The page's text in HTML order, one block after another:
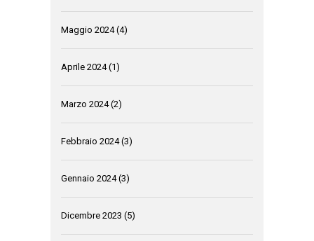
Maggio 2024(4)
Aprile 2024(1)
Marzo 2024(2)
Febbraio 2024(3)
Gennaio 2024(3)
Dicembre 2023 (5)